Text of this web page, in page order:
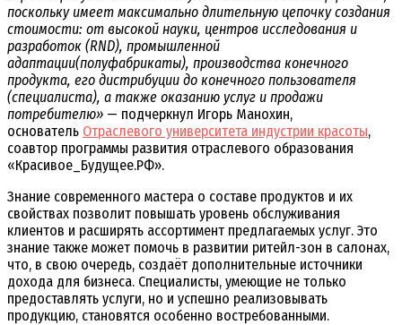
поскольку имеет максимально длительную цепочку создания
стоимости: от высокой науки, центров исследования и
разработок (RND), промышленной
адаптации(полуфабрикаты), производства конечного
продукта, его дистрибуции до конечного пользователя
(специалиста), а также оказанию услуг и продажи
потребителю» — подчеркнул Игорь Манохин,
основатель Отраслевого университета индустрии красоты,
соавтор программы развития отраслевого образования
«Красивое_Будущее.РФ».
Знание современного мастера о составе продуктов и их
свойствах позволит повышать уровень обслуживания
клиентов и расширять ассортимент предлагаемых услуг. Это
знание также может помочь в развитии ритейл-зон в салонах,
что, в свою очередь, создаёт дополнительные источники
дохода для бизнеса. Специалисты, умеющие не только
предоставлять услуги, но и успешно реализовывать
продукцию, становятся особенно востребованными.